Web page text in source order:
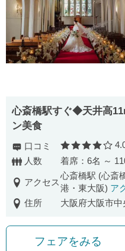
心斎橋駅すぐ◆天井高
ン美食
口コミ
人数
着席：6名 ～
アクセス
心斎橋駅 (心斎
港・東大阪) ア
住所
大阪府大阪市
フェアをみる